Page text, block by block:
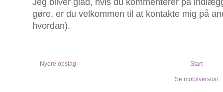
gøre, er du velkommen til at kontakte mig på
hvordan).
Nyere opslag Start
Se mobilversion